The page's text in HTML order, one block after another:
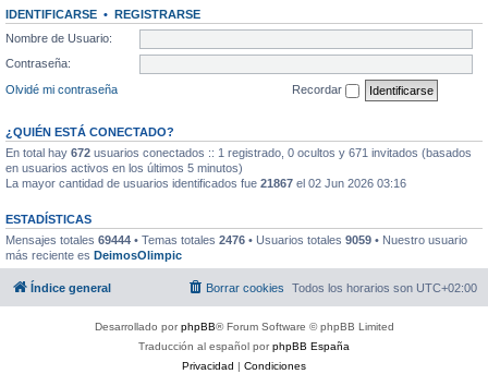
IDENTIFICARSE • REGISTRARSE
Nombre de Usuario:
Contraseña:
Olvidé mi contraseña
Recordar
¿QUIÉN ESTÁ CONECTADO?
En total hay 672 usuarios conectados :: 1 registrado, 0 ocultos y 671 invitados (basados
en usuarios activos en los últimos 5 minutos)
La mayor cantidad de usuarios identificados fue 21867 el 02 Jun 2026 03:16
ESTADÍSTICAS
Mensajes totales 69444 • Temas totales 2476 • Usuarios totales 9059 • Nuestro usuario
más reciente es DeimosOlimpic
Índice general Todos los horarios son UTC+02:00
Borrar cookies
Desarrollado porphpBB® Forum Software © phpBB Limited
Traducción al español porphpBB España
Privacidad | Condiciones